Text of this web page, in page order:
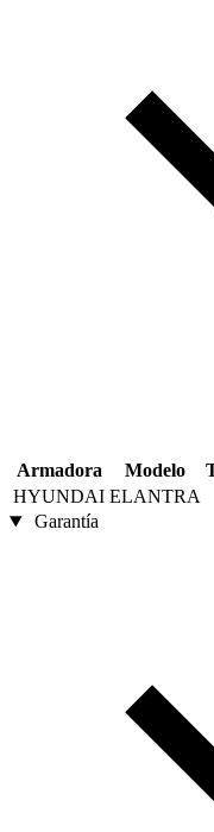
Armadora Modelo
HYUNDAI ELANTRA
Garantía